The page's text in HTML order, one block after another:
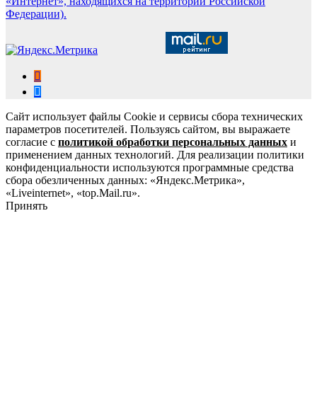
Федерации).
Сайт использует файлы Cookie и сервисы сбора технических
параметров посетителей. Пользуясь сайтом, вы выражаете
согласие с политикой обработки персональных данных и
применением данных технологий. Для реализации политики
конфиденциальности используются программные средства
сбора обезличенных данных: «Яндекс.Метрика»,
«Liveinternet», «top.Mail.ru».
Принять